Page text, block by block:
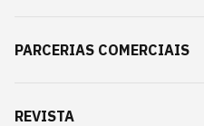
PARCERIAS COMERCIAIS
REVISTA